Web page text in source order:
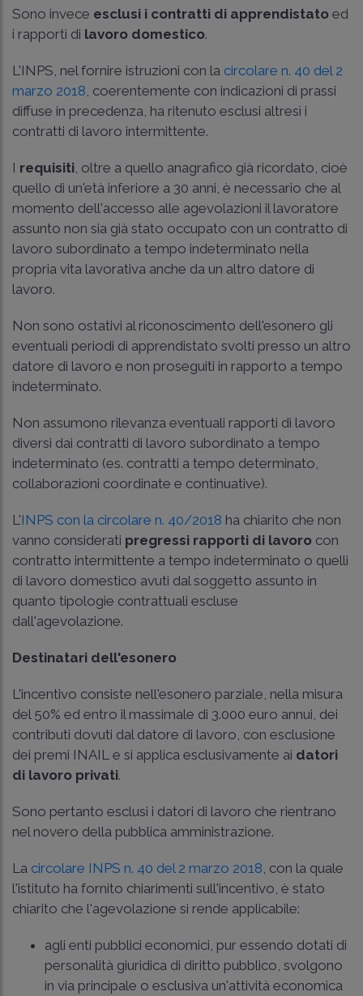
Sono invece esclusi i contratti di apprendistato ed
i rapporti di lavoro domestico.
L'INPS, nel fornire istruzioni con la circolare n. 40 del 2
marzo 2018 , coerentemente con indicazioni di prassi
diffuse in precedenza, ha ritenuto esclusi altresì i
contratti di lavoro intermittente.
I requisiti , oltre a quello anagrafico già ricordato, cioè
quello di un'età inferiore a 30 anni, è necessario che al
momento dell'accesso alle agevolazioni il lavoratore
assunto non sia già stato occupato con un contratto di
lavoro subordinato a tempo indeterminato nella
propria vita lavorativa anche da un altro datore di
lavoro.
Non sono ostativi al riconoscimento dell'esonero gli
eventuali periodi di apprendistato svolti presso un altro
datore di lavoro e non proseguiti in rapporto a tempo
indeterminato.
Non assumono rilevanza eventuali rapporti di lavoro
diversi dai contratti di lavoro subordinato a tempo
indeterminato (es. contratti a tempo determinato,
collaborazioni coordinate e continuative).
L'INPS con la circolare n. 40/2018 ha chiarito che non
vanno considerati pregressi rapporti di lavoro con
contratto intermittente a tempo indeterminato o quelli
di lavoro domestico avuti dal soggetto assunto in
quanto tipologie contrattuali escluse
dall'agevolazione.
Destinatari dell'esonero
L'incentivo consiste nell'esonero parziale, nella misura
del 50% ed entro il massimale di 3.000 euro annui, dei
contributi dovuti dal datore di lavoro, con esclusione
dei premi INAIL e si applica esclusivamente ai datori
di lavoro privati.
Sono pertanto esclusi i datori di lavoro che rientrano
nel novero della pubblica amministrazione.
La circolare INPS n. 40 del 2 marzo 2018 , con la quale
l'istituto ha fornito chiarimenti sull'incentivo, è stato
chiarito che l'agevolazione si rende applicabile:
agli enti pubblici economici, pur essendo dotati di
personalità giuridica di diritto pubblico, svolgono
in via principale o esclusiva un'attività economica